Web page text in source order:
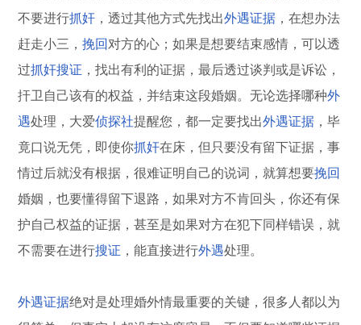
不要进行抓奸 ，透过其他方式先找出外遇证据 ，在想办法
赶走小三，挽回 对方的心；如果是想要结束感情，可以透
过抓奸搜证 ，找出有利的证据，最后透过谈判或是诉讼，
扞卫自己该有的权益，并结束这段婚姻。无论选择哪种外
遇处理，大爱侦探社提醒您，都一定要找出外遇证据 ，毕
竟口说无凭，即使你抓奸在床，但只要没有留下证据，事
情过后就没有根据，很难证明自己的说词，就算想要挽回
婚姻，也要懂得留下退路，如果对方不肯回头，你还有保
护自己权益的证据，甚至是如果对方在犯下同样错误，就
不需要在进行搜证 ，能直接进行外遇处理。
外遇证据绝对是处理婚外情最重要的关键，很多人都以为